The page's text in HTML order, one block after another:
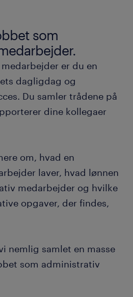
medarbejder
medarbejder?
som administrativ
som
er du en
dagligdag og
Du samler trådene på
dine kollegaer
om, hvad en
laver, hvad lønnen
medarbejder og hvilke
opgaver, der findes,
nemlig samlet en masse
som administrativ